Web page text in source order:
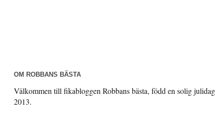
OM ROBBANS BÄSTA
Välkommen till fikabloggen Robbans bästa, född en solig julidag
2013.